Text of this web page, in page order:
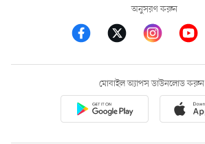
অনুসরণ করুন
মোবাইল অ্যাপস ডাউনলোড করুন